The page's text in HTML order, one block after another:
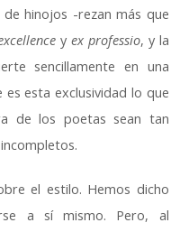
hinojos -rezan más que
y ex professio, y la
sencillamente en una
es esta exclusividad lo que
de los poetas sean tan
.
el estilo. Hemos dicho
a sí mismo. Pero, al